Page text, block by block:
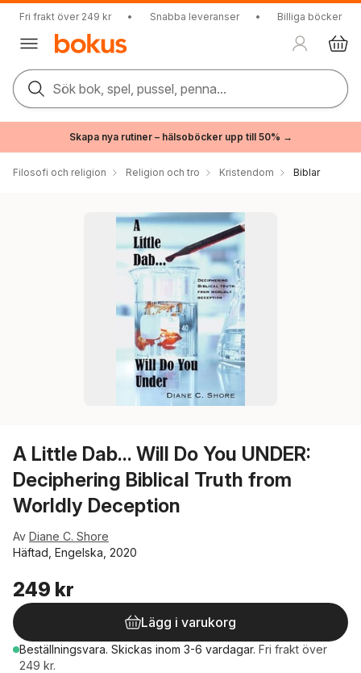
Fri frakt över 249 kr • Snabba leveranser • Billiga böcker
Sök bok, spel, pussel, penna...
Skapa nya rutiner – hälsoböcker upp till 50% →
Filosofi och religion Religion och tro Kristendom Biblar
A Little Dab... Will Do You UNDER:
Deciphering Biblical Truth from
Worldly Deception
Av Diane C. Shore
Häftad, Engelska, 2020
249 kr
Lägg i varukorg
Beställningsvara. Skickas inom 3-6 vardagar. Fri frakt över
249 kr.